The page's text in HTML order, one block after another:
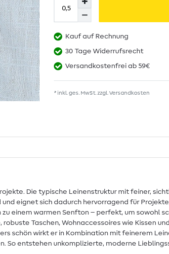
Kauf auf Rechnung
30 Tage Widerrufsrecht
Versandkostenfrei ab 59€
* inkl. ges. MwSt. zzgl.Versandkosten
Die typische Leinenstruktur mit feiner,
eignet sich dadurch hervorragend für
einem warmen Senfton – perfekt, um sowohl
Taschen, Wohnaccessoires wie Kissen
schön wirkt er in Kombination mit feinerem
So entstehen unkomplizierte, moderne